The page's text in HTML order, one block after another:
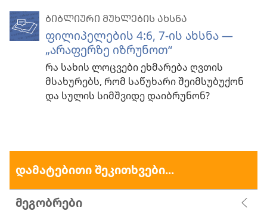
ᲑᲘᲑᲚᲘᲣᲠᲘ ᲛᲣᲮᲚᲔᲑᲘᲡ ᲐᲮᲡᲜᲐ
ფილიპელების 4:6, 7-ის ახსნა —
„არაფერზე იზრუნოთ“
რა სახის ლოცვები ეხმარება ღვთის
მსახურებს, რომ საწუხარი შეიმსუბუქონ
და სულის სიმშვიდე დაიბრუნონ?
დამატებითი შეკითხვები...
მეგობრები